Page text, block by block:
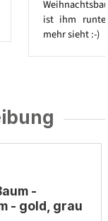
ist ihm
mehr sieht :-)
-
- gold, grau